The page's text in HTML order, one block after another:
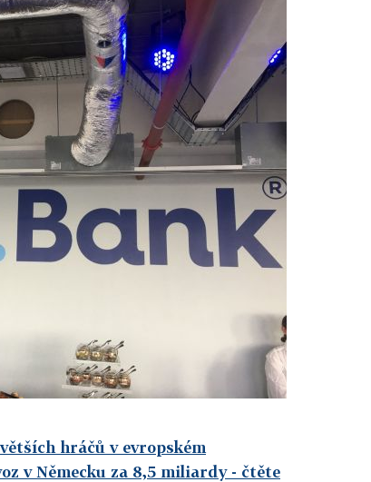
hráčů v evropském
v Německu za 8,5 miliardy- čtěte